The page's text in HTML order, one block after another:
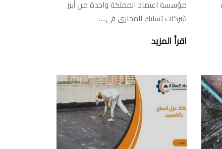
مؤسسة اعتماد المملكة واحدة من أبرز
شركات تسليك المجاري في…
اقرأ المزيد